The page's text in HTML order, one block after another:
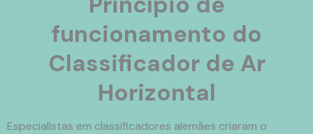
funcionamento do
Classificador de Ar
Horizontal
Especialistas em classificadores alemães criaram o